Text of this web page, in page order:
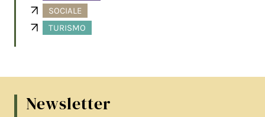
SOCIALE
TURISMO
Newsletter